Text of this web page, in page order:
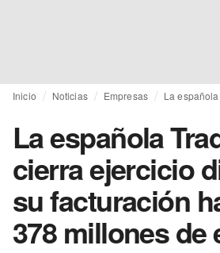
Inicio Noticias Empresas
La española
cierra ejercicio
su facturación
378 millones de